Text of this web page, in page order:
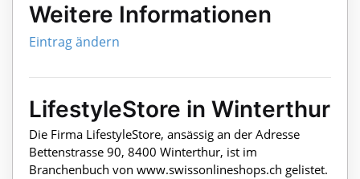
Weitere Informationen
Eintrag ändern
LifestyleStore in Winterthur
Die Firma LifestyleStore, ansässig an der Adresse
Bettenstrasse 90, 8400 Winterthur, ist im
Branchenbuch von www.swissonlineshops.ch gelistet.